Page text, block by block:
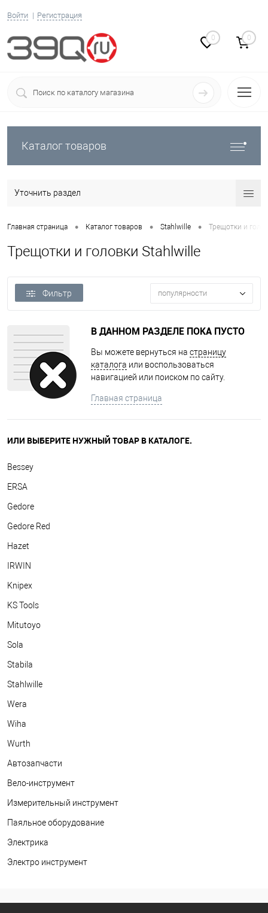
Войти Регистрация
0 0
Каталог товаров
Уточнить раздел
Главная страница • Каталог товаров • Stahlwille • Трещотки и
Трещотки и головки Stahlwille
Фильтр популярности
В ДАННОМ РАЗДЕЛЕ ПОКА ПУСТО
Вы можете вернуться на страницу
каталога или воспользоваться
навигацией или поиском по сайту.
Главная страница
ИЛИ ВЫБЕРИТЕ НУЖНЫЙ ТОВАР В КАТАЛОГЕ.
Bessey
ERSA
Gedore
Gedore Red
Hazet
IRWIN
Knipex
KS Tools
Mitutoyo
Sola
Stabila
Stahlwille
Wera
Wiha
Wurth
Автозапчасти
Вело-инструмент
Измерительный инструмент
Паяльное оборудование
Электрика
Электро инструмент